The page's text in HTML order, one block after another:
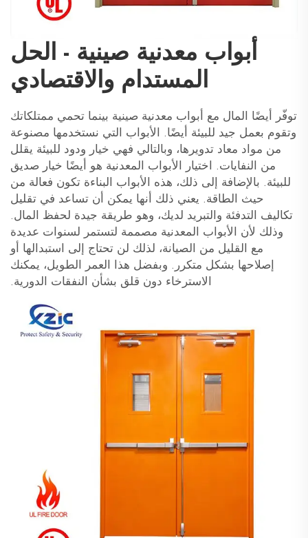
أبواب معدنية صينية - الحل
المستدام والاقتصادي
توفّر أيضًا المال مع أبواب معدنية صينية بينما تحمي ممتلكاتك
وتقوم بعمل جيد للبيئة أيضًا. الأبواب التي نستخدمها مصنوعة
من مواد معاد تدويرها، وبالتالي فهي خيار ودود للبيئة يقلل
من النفايات. اختيار الأبواب المعدنية هو أيضًا خيار صديق
للبيئة. بالإضافة إلى ذلك، هذه الأبواب البناءة تكون فعالة من
حيث الطاقة. يعني ذلك أنها يمكن أن تساعد في تقليل
تكاليف التدفئة والتبريد لديك، وهو طريقة جيدة لحفظ المال.
وذلك لأن الأبواب المعدنية مصممة لتستمر لسنوات عديدة
مع القليل من الصيانة، لذلك لن تحتاج إلى استبدالها أو
إصلاحها بشكل متكرر. وبفضل هذا العمر الطويل، يمكنك
الاسترخاء دون قلق بشأن النفقات الدورية.